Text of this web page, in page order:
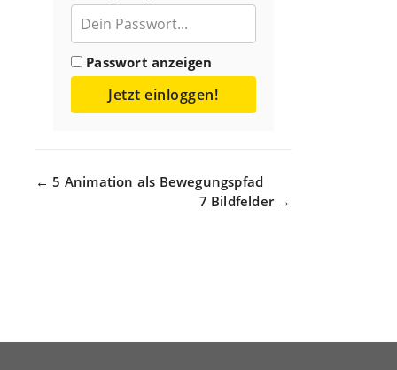
Passwort anzeigen
Jetzt einloggen!
Navigation
← 5 Animation als Bewegungspfad
7 Bildfelder →